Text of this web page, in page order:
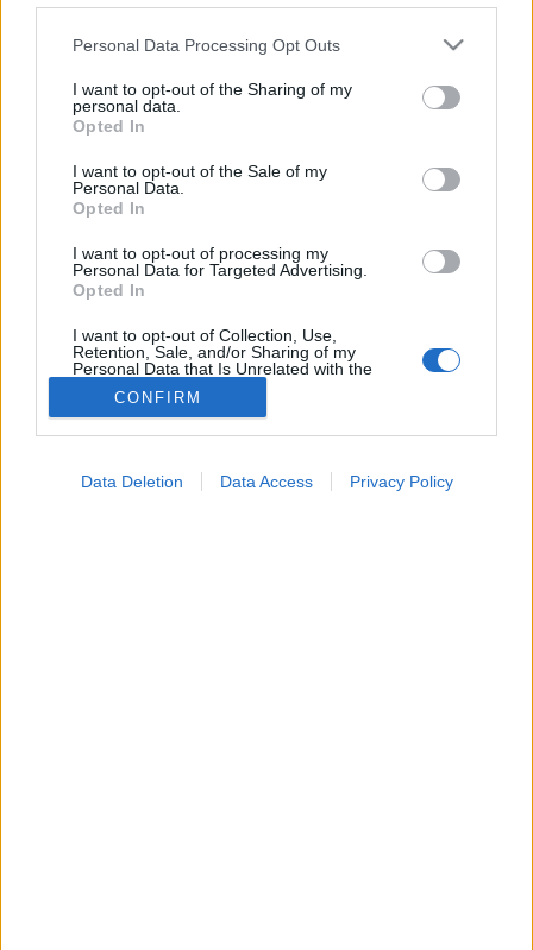
Please note that this website/app uses one or more Google
not limited to your visit or usage behaviour. You may click to
grant or deny consent to Google and its third-party tags to
use your data for below specified purposes in below Google
consent section.
Personal Data Processing Opt Outs
I want to opt-out of the Sharing of my
personal data.
Opted In
I want to opt-out of the Sale of my
Personal Data.
Opted In
I want to opt-out of processing my
Personal Data for Targeted Advertising.
Opted In
I want to opt-out of Collection, Use,
Retention, Sale, and/or Sharing of my
Personal Data that Is Unrelated with the
Purposes for which it was collected.
Opted Out
CONFIRM
Data Deletion Data Access Privacy Policy
#orvosmeteorológia#vérnyomás#stroke
#rákbetegség
Regisztráció
Indiai mutáns
Indiai mutáns